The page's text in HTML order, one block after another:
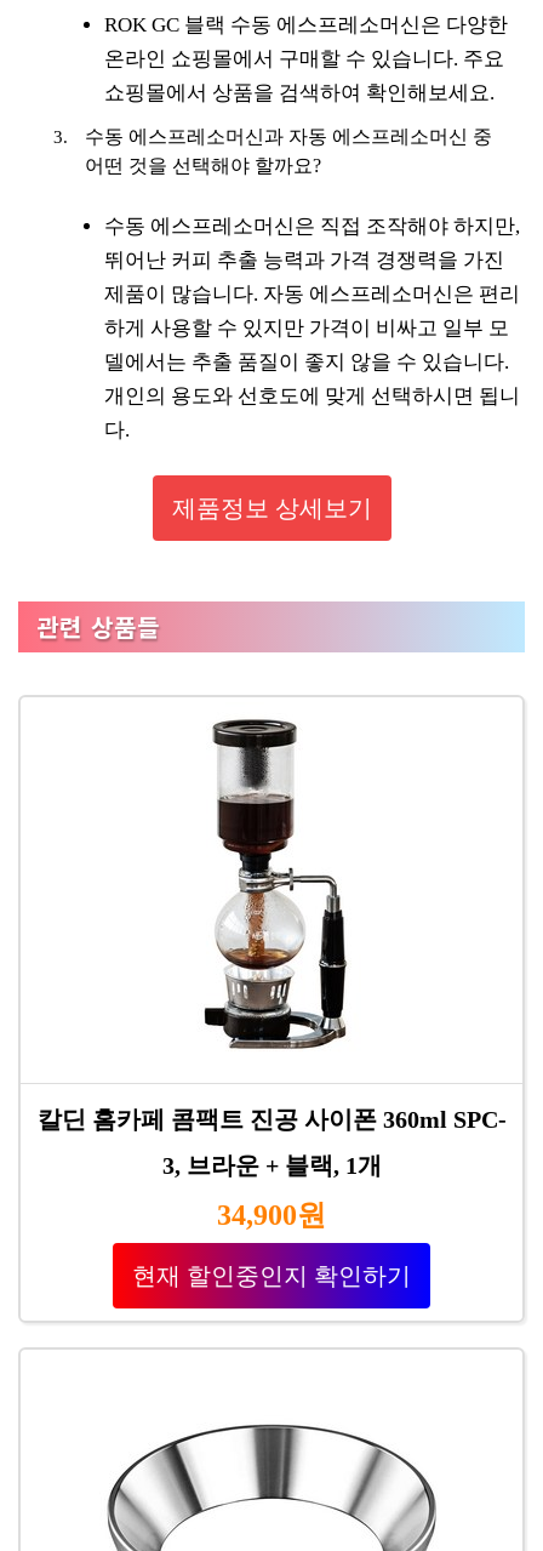
ROK GC 블랙 수동 에스프레소머신은 다양한
온라인 쇼핑몰에서 구매할 수 있습니다. 주요
쇼핑몰에서 상품을 검색하여 확인해보세요.
수동 에스프레소머신과 자동 에스프레소머신 중
어떤 것을 선택해야 할까요?
수동 에스프레소머신은 직접 조작해야 하지만,
뛰어난 커피 추출 능력과 가격 경쟁력을 가진
제품이 많습니다. 자동 에스프레소머신은 편리
하게 사용할 수 있지만 가격이 비싸고 일부 모
델에서는 추출 품질이 좋지 않을 수 있습니다.
개인의 용도와 선호도에 맞게 선택하시면 됩니
다.
제품정보 상세보기
관련 상품들
칼딘 홈카페 콤팩트 진공 사이폰 360ml SPC-
3, 브라운 + 블랙, 1개
34,900원
현재 할인중인지 확인하기